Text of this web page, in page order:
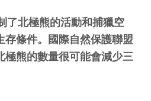
了北極熊的活動和捕獵空
存條件。國際自然保護聯盟
極熊的數量很可能會減少三